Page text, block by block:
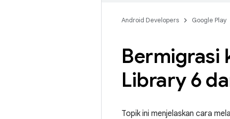
Android Developers Google Play
Bermigrasi
Library 6
Topik ini menjelaskan cara